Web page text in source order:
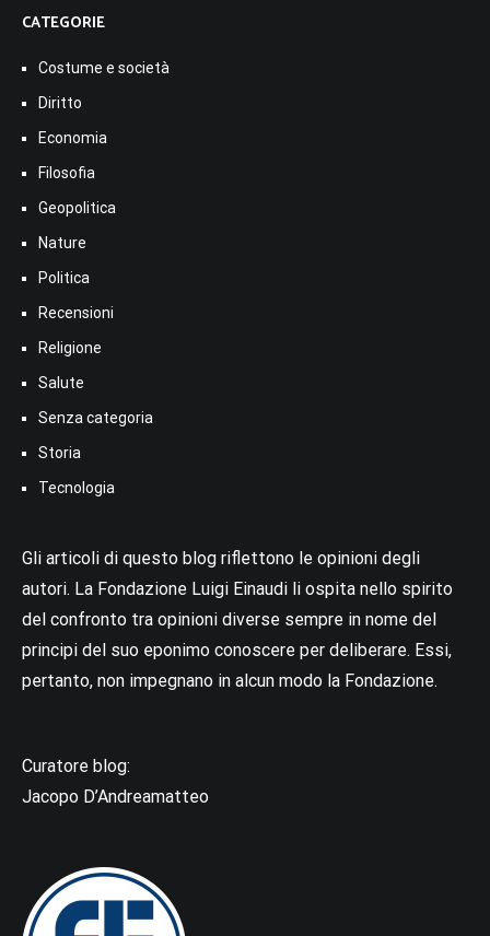
CATEGORIE
Costume e società
Diritto
Economia
Filosofia
Geopolitica
Nature
Politica
Recensioni
Religione
Salute
Senza categoria
Storia
Tecnologia
Gli articoli di questo blog riflettono le opinioni degli
autori. La Fondazione Luigi Einaudi li ospita nello spirito
del confronto tra opinioni diverse sempre in nome del
principi del suo eponimo conoscere per deliberare. Essi,
pertanto, non impegnano in alcun modo la Fondazione.
Curatore blog:
Jacopo D’Andreamatteo